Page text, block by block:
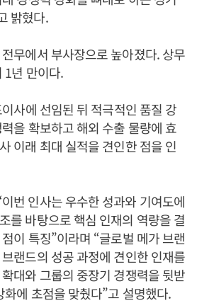
밝혔다.
무에서 부사장으로 높아졌다. 상무
1년 만이다.
사에 선임된 뒤 적극적인 품질 강
을 확보하고 해외 수출 물량에 효
이래 최대 실적을 견인한 점을 인
번 인사는 우수한 성과와 기여도에
를 바탕으로 핵심 인재의 역량을 결
이 특징”이라며 “글로벌 메가 브랜
랜드의 성공 과정에 견인한 인재를
대와 그룹의 중장기 경쟁력을 뒷받
에 초점을 맞췄다”고 설명했다.